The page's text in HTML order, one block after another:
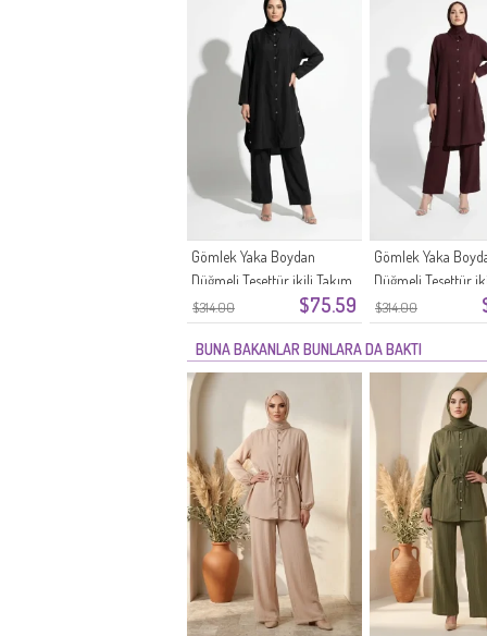
$314.00 $75.59
Gömlek Yaka Boydan
Düğmeli Tesettür ikili Takım
2303-05 Siyah
$314.00
Gömlek Yaka
Düğmeli Tesettür
2303-04 Mürdüm
BUNA BAKANLAR BUNLARA DA BAKTI